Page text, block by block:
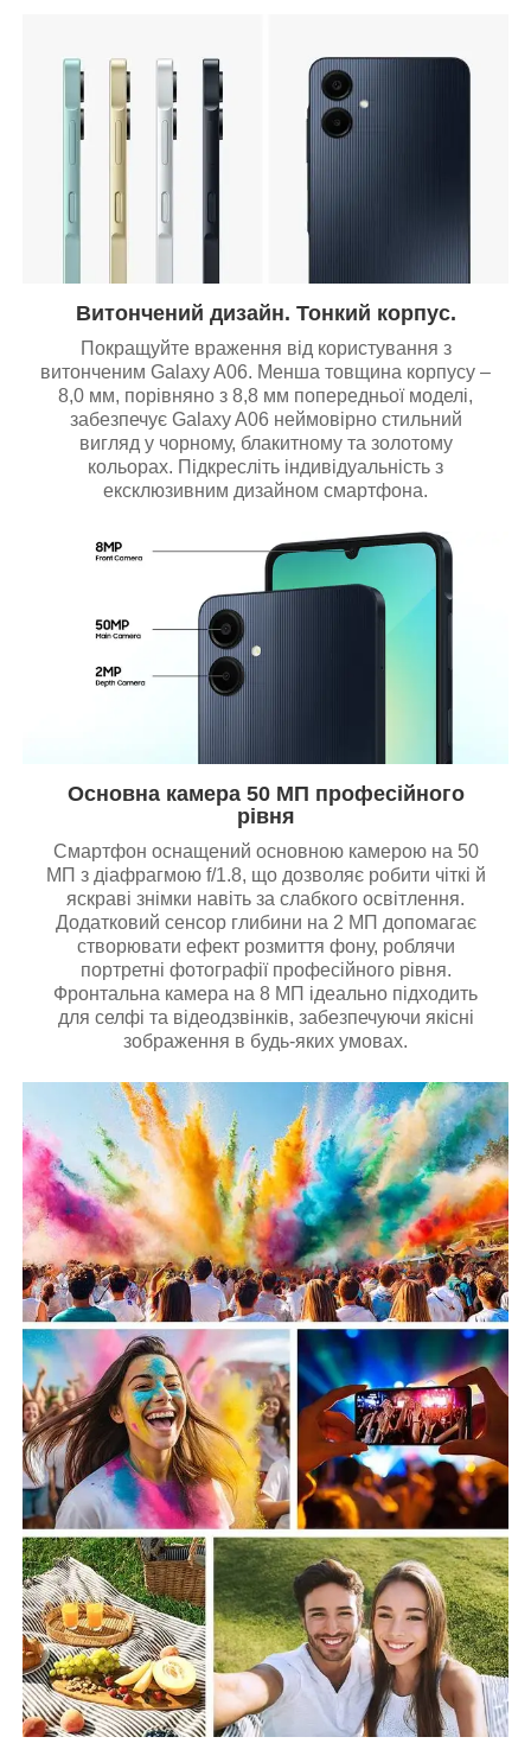
Витончений дизайн. Тонкий корпус.
Покращуйте враження від користування з
витонченим Galaxy A06. Менша товщина корпусу –
8,0 мм, порівняно з 8,8 мм попередньої моделі,
забезпечує Galaxy A06 неймовірно стильний
вигляд у чорному, блакитному та золотому
кольорах. Підкресліть індивідуальність з
ексклюзивним дизайном смартфона.
Основна камера 50 МП професійного
рівня
Смартфон оснащений основною камерою на 50
МП з діафрагмою f/1.8, що дозволяє робити чіткі й
яскраві знімки навіть за слабкого освітлення.
Додатковий сенсор глибини на 2 МП допомагає
створювати ефект розмиття фону, роблячи
портретні фотографії професійного рівня.
Фронтальна камера на 8 МП ідеально підходить
для селфі та відеодзвінків, забезпечуючи якісні
зображення в будь-яких умовах.